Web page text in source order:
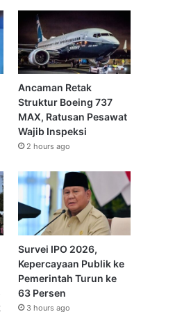
Ancaman Retak
Struktur Boeing 737
MAX, Ratusan Pesawat
Wajib Inspeksi
2 hours ago
Survei IPO 2026,
Kepercayaan Publik ke
Pemerintah Turun ke
63 Persen
3 hours ago